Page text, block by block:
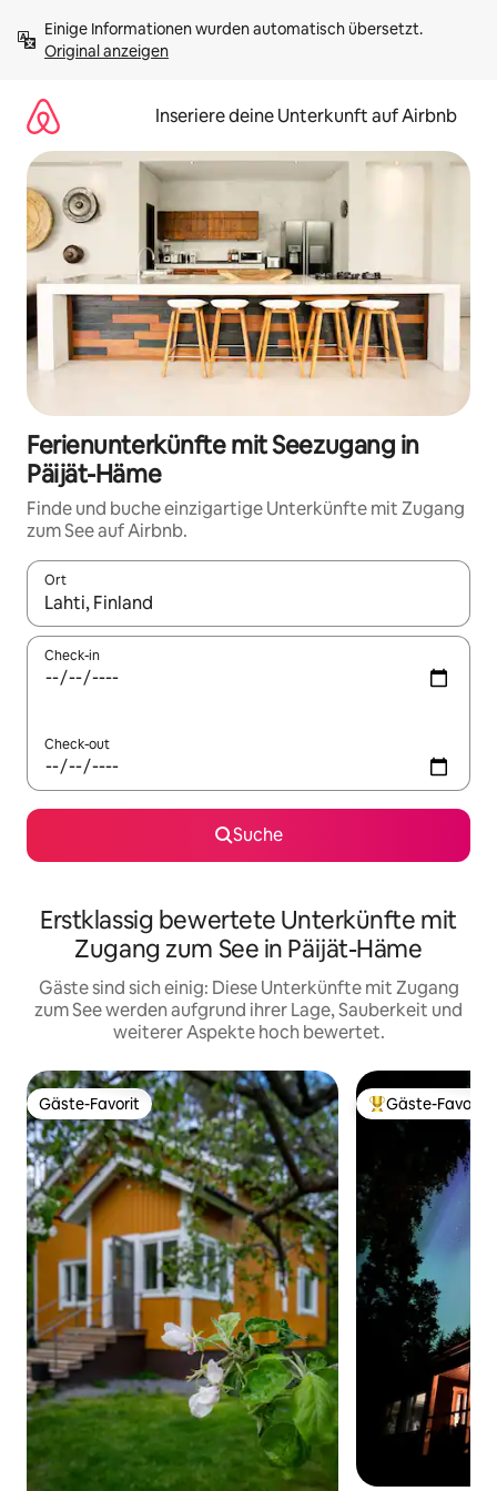
Inhalten
springenOriginal anzeigen
Inseriere deine Unterkunft auf Airbnb
Ferienunterkünfte mit Seezugang in
Päijät-Häme
Finde und buche einzigartige Unterkünfte mit Zugang
zum See auf Airbnb.
Ort
Wenn Ergebnisse verfügbar sind, navigiere mit den
Check-in
Check-out
Suche
Erstklassig bewertete Unterkünfte mit
Zugang zum See in Päijät-Häme
Gäste sind sich einig: Diese Unterkünfte mit Zugang
zum See werden aufgrund ihrer Lage, Sauberkeit und
weiterer Aspekte hoch bewertet.
Gäste-Favorit
Gäste-Favorit Beliebter Gäste-
Gäste-Favorit